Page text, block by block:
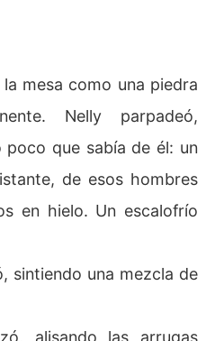
mesa como una piedra
Nelly parpadeó,
que sabía de él: un
de esos hombres
en hielo. Un escalofrío
sintiendo una mezcla de
alisando las arrugas